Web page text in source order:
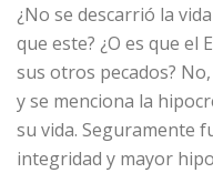
¿No se descarrió la
que este? ¿O es que
sus otros pecados?
y se menciona la
su vida. Seguramente
integridad y mayor